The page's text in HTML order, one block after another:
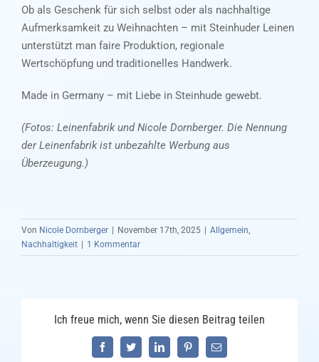
Ob als Geschenk für sich selbst oder als nachhaltige
Aufmerksamkeit zu Weihnachten – mit Steinhuder Leinen
unterstützt man faire Produktion, regionale
Wertschöpfung und traditionelles Handwerk.
Made in Germany – mit Liebe in Steinhude gewebt.
(Fotos: Leinenfabrik und Nicole Dornberger. Die Nennung
der Leinenfabrik ist unbezahlte Werbung aus
Überzeugung.)
Von Nicole Dornberger | November 17th, 2025 | Allgemein
Nachhaltigkeit | 1 Kommentar
Ich freue mich, wenn Sie diesen Beitrag teilen
FacebookTwitterLinkedInPinterestE-
Mail